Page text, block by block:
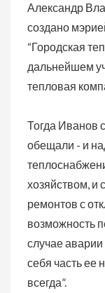
Александр
создано
“Городская
дальнейшем
тепловая
Тогда Иванов
обещали - и
хозяйством, и
ремонтов с
возможность
случае
себя часть ее
всегда”.